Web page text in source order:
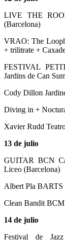
LIVE THE
(Barcelona)
VRAO: The
+ trilitrate +
FESTIVAL
Jardins de Can
Cody Dillon
Diving in +
Xavier Rudd
13 de julio
GUITAR BCN
Liceo (Barcelona)
Albert Pla BARTS
Clean Bandit
14 de julio
Festival de